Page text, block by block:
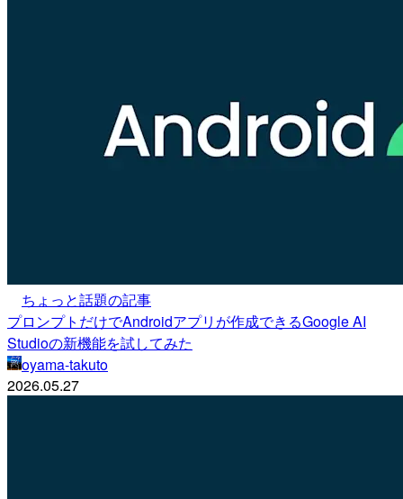
ちょっと話題の記事
プロンプトだけでAndroidアプリが作成できるGoogle AI
Studioの新機能を試してみた
oyama-takuto
2026.05.27